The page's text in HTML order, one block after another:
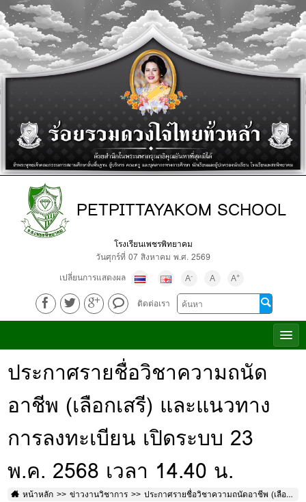
PETPITTAYAKOM SCHOOL
โรงเรียนเพชรพิทยาคม
วันศุกร์ที่ 07 สิงหาคม พ.ศ. 2569
เปลี่ยนการแสดงผล
A- A A+
ติดต่อเรา
ประกาศรายชื่อวิชาความถนัด
อาชีพ (เลือกเสรี) และ​แนวทาง
การลงทะเบียน เปิดระบบ 23
พ.ค. 2568 เวลา 14.40 น.
หน้าหลัก ข่าวงานวิชาการ ประกาศรายชื่อวิชาความถนัดอาชีพ (เลือกเสรี) และ​แนวทางการลงทะเบียน เปิดระบบ 23 พ.ค. 2568 เวลา 14.40 น.